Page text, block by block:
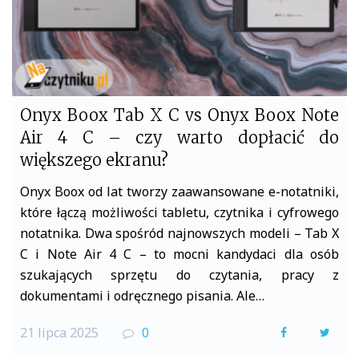
Onyx Boox Tab X C vs Onyx Boox Note
Air 4 C – czy warto dopłacić do
większego ekranu?
Onyx Boox od lat tworzy zaawansowane e-notatniki,
które łączą możliwości tabletu, czytnika i cyfrowego
notatnika. Dwa spośród najnowszych modeli – Tab X
C i Note Air 4 C – to mocni kandydaci dla osób
szukających sprzętu do czytania, pracy z
dokumentami i odręcznego pisania. Ale…
21 lipca 2025 0
F